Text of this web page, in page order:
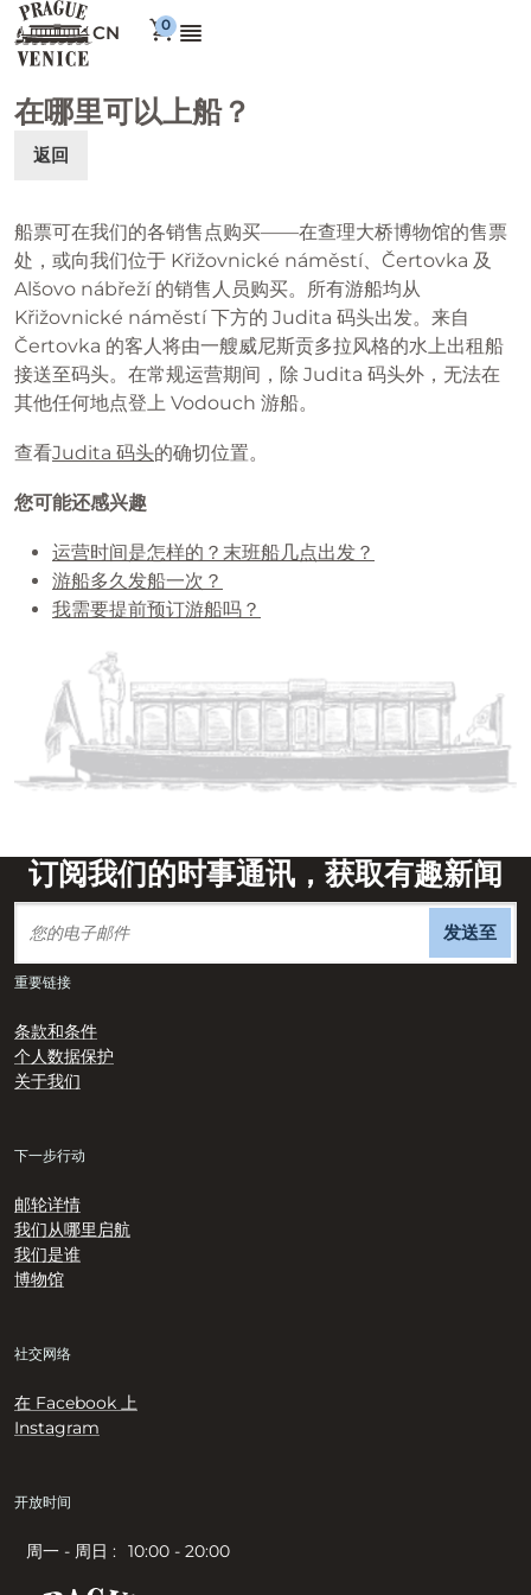
CN
在哪里可以上船？
返回
船票可在我们的各销售点购买——在查理大桥博物馆的售票
处，或向我们位于 Křižovnické náměstí、Čertovka 及
Alšovo nábřeží 的销售人员购买。所有游船均从
Křižovnické náměstí 下方的 Judita 码头出发。来自
Čertovka 的客人将由一艘威尼斯贡多拉风格的水上出租船
接送至码头。在常规运营期间，除 Judita 码头外，无法在
其他任何地点登上 Vodouch 游船。
查看Judita 码头的确切位置。
您可能还感兴趣
运营时间是怎样的？末班船几点出发？
游船多久发船一次？
我需要提前预订游船吗？
订阅我们的时事通讯，获取有趣新闻
发送至
重要链接
条款和条件
个人数据保护
关于我们
下一步行动
邮轮详情
我们从哪里启航
我们是谁
博物馆
社交网络
在 Facebook 上
Instagram
开放时间
周一 - 周日 : 10:00 - 20:00